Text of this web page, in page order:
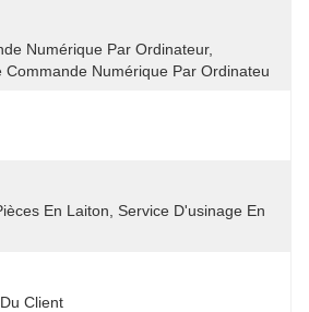
Numérique Par Ordinateur,
Commande Numérique Par Ordinateu
En Laiton, Service D'usinage En
Client